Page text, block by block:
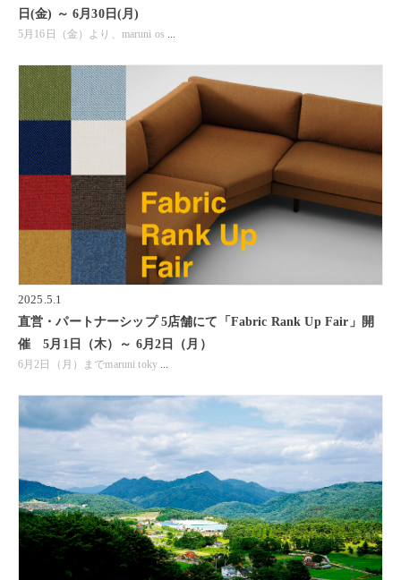
日(金) ～ 6月30日(月)
5月16日（金）より、maruni os
2025.5.1
直営・パートナーシップ 5店舗にて「Fabric Rank Up Fair」開
催 5月1日（木）～ 6月2日（月）
6月2日（月）までmaruni toky